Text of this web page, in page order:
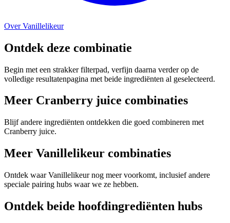
Over Vanillelikeur
Ontdek deze combinatie
Begin met een strakker filterpad, verfijn daarna verder op de
volledige resultatenpagina met beide ingrediënten al geselecteerd.
Meer Cranberry juice combinaties
Blijf andere ingrediënten ontdekken die goed combineren met
Cranberry juice.
Meer Vanillelikeur combinaties
Ontdek waar Vanillelikeur nog meer voorkomt, inclusief andere
speciale pairing hubs waar we ze hebben.
Ontdek beide hoofdingrediënten hubs